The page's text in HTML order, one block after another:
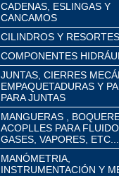
CADENAS, ESLINGAS Y
CANCAMOS
CILINDROS Y RESORTES
COMPONENTES
JUNTAS, CIERRES
EMPAQUETADURAS Y
PARA JUNTAS
MANGUERAS ,
ACOPLLES PARA
GASES, VAPORES, ETC....
MANÓMETRIA,
INSTRUMENTACIÓN Y